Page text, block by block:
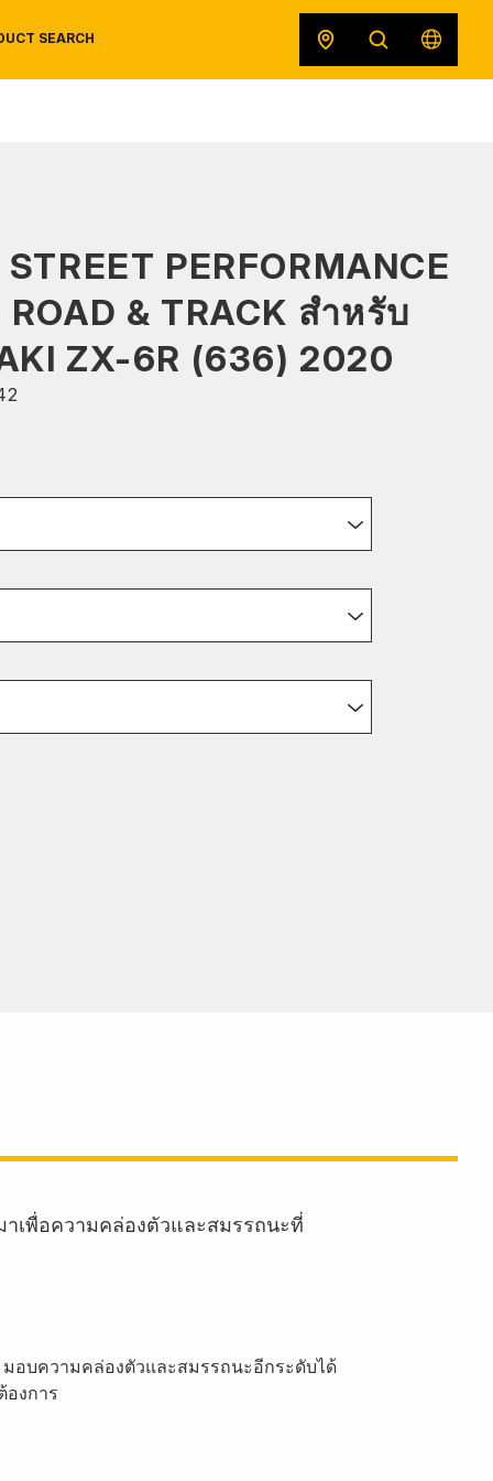
SEARCH
PERFORMANCE
& TRACK สำหรับ
ZX-6R (636) 2020
เพื่อความคล่องตัวและสมรรถนะที่
อบความคล่องตัวและสมรรถนะอีกระดับได้
งการ